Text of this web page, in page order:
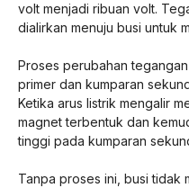
volt menjadi ribuan volt.
dialirkan menuju busi untuk
Proses perubahan
primer dan kumparan
Ketika arus listrik mengalir
magnet terbentuk dan
tinggi pada kumparan
Tanpa proses ini, busi tidak